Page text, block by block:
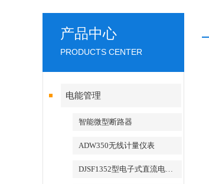
产品中心
PRODUCTS CENTER
电能管理
智能微型断路器
ADW350无线计量仪表
DJSF1352型电子式直流电能表